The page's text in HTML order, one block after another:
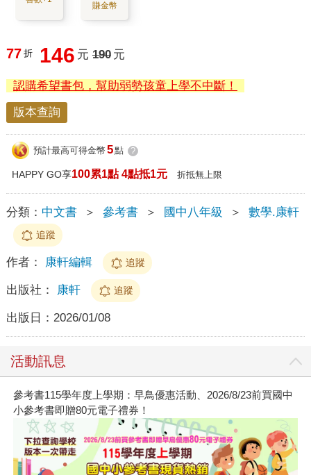
賺金幣
77 折 146 元 190 元
認購希望書包，幫助弱勢孩童上學不中斷！
版本查詢
預計最高可得金幣 5點 ?
HAPPY GO享100累1點 4點抵1元 折抵無上限
分類： 中文書 ＞ 參考書 ＞ 國中八年級 ＞ 數學.康軒
追蹤
作者： 康軒編輯 追蹤
出版社： 康軒 追蹤
出版日： 2026/01/08
活動訊息
參考書115學年度上學期：早鳥優惠活動、2026/8/23前買國中
小參考書即贈80元電子禮券！